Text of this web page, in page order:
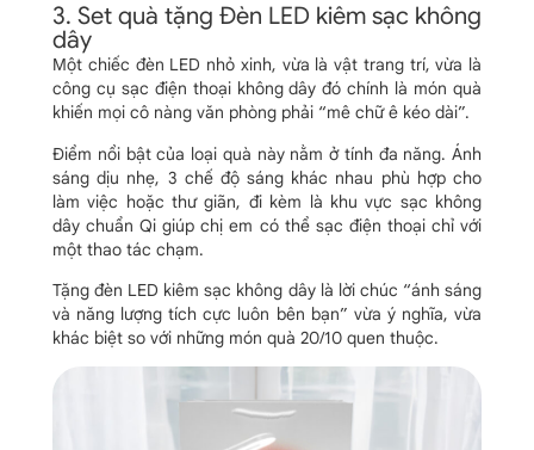
3. Set quà tặng Đèn LED kiêm sạc không
dây
Một chiếc đèn LED nhỏ xinh, vừa là vật trang trí, vừa là
công cụ sạc điện thoại không dây đó chính là món quà
khiến mọi cô nàng văn phòng phải “mê chữ ê kéo dài”.
Điểm nổi bật của loại quà này nằm ở tính đa năng. Ánh
sáng dịu nhẹ, 3 chế độ sáng khác nhau phù hợp cho
làm việc hoặc thư giãn, đi kèm là khu vực sạc không
dây chuẩn Qi giúp chị em có thể sạc điện thoại chỉ với
một thao tác chạm.
Tặng đèn LED kiêm sạc không dây là lời chúc “ánh sáng
và năng lượng tích cực luôn bên bạn” vừa ý nghĩa, vừa
khác biệt so với những món quà 20/10 quen thuộc.